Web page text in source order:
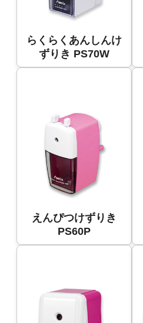
らくらくあんしんけ
ずりき PS70W
えんぴつけずりき
PS60P